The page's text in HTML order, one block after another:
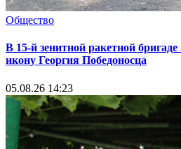
Общество
В 15-й зенитной ракетной
икону Георгия Победоносца
05.08.26 14:23